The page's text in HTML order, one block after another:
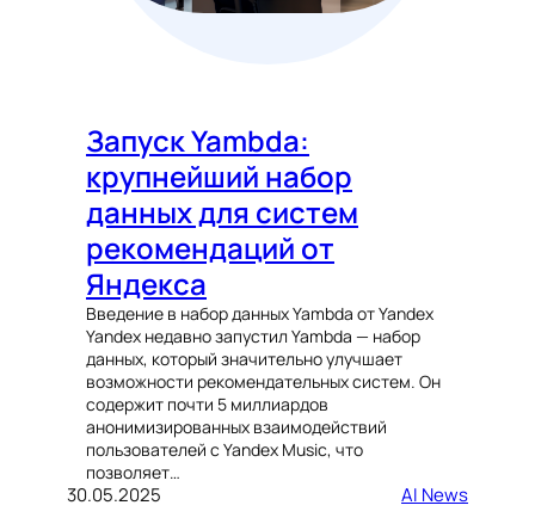
Запуск Yambda:
крупнейший набор
данных для систем
рекомендаций от
Яндекса
Введение в набор данных Yambda от Yandex
Yandex недавно запустил Yambda — набор
данных, который значительно улучшает
возможности рекомендательных систем. Он
содержит почти 5 миллиардов
анонимизированных взаимодействий
пользователей с Yandex Music, что
позволяет…
30.05.2025 AI News